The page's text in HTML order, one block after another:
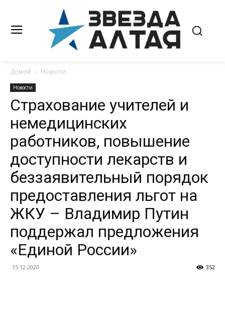
Домой Новости
Новости
Страхование учителей и
немедицинских
работников, повышение
доступности лекарств и
беззаявительный порядок
предоставления льгот на
ЖКУ – Владимир Путин
поддержал предложения
«Единой России»
15.12.2020 352